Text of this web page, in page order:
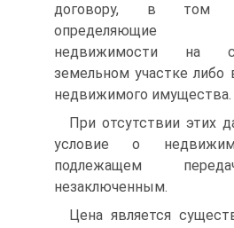
договору, в том
определяющие
недвижимости на
земельном участке либо
недвижимого имущества.
При отсутствии этих
условие о
подлежащем
незаключенным.
Цена является